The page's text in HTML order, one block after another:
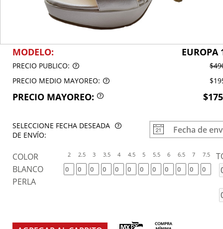
MODELO: EUROPA
PRECIO PUBLICO:
PRECIO MEDIO MAYOREO:
PRECIO MAYOREO:
SELECCIONE FECHA DESEADA
DE ENVÍO:
COLOR 2 2.5 3 3.5 4 4.5 5 5.5 6 6.5 7 7.5
BLANCO
PERLA